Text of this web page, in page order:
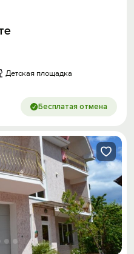
Детская площадка
Бесплатая отмена
сайт